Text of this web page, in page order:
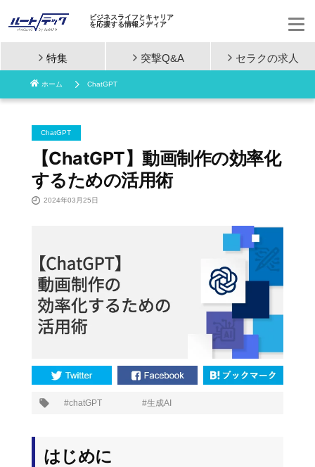
コ
ン
ビジネスライフとキャリア
を応援する情報メディア
特集 突撃Q&A セラクの求人
ホーム ChatGPT
ChatGPT
【ChatGPT】動画制作の効率化
するための活用術
2024年03月25日
chatGPT 生成AI
はじめに